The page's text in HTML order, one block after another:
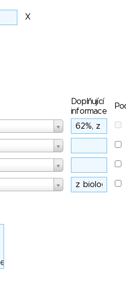
X
Doplňující
informace